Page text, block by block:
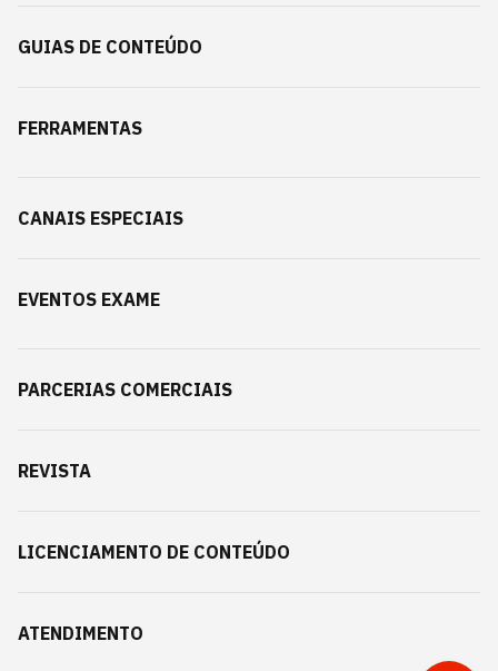
GUIAS DE CONTEÚDO
FERRAMENTAS
CANAIS ESPECIAIS
EVENTOS EXAME
PARCERIAS COMERCIAIS
REVISTA
LICENCIAMENTO DE CONTEÚDO
ATENDIMENTO